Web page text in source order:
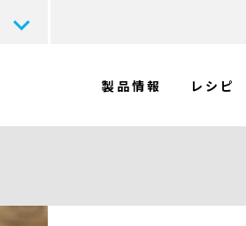
製品情報 レシピ